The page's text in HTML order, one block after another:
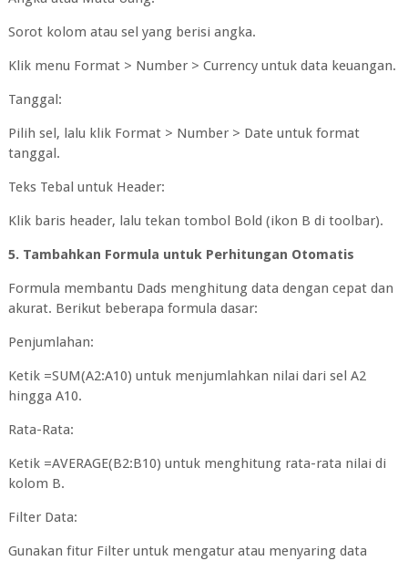
Sorot kolom atau sel yang berisi angka.
Klik menu Format > Number > Currency untuk data keuangan.
Tanggal:
Pilih sel, lalu klik Format > Number > Date untuk format
tanggal.
Teks Tebal untuk Header:
Klik baris header, lalu tekan tombol Bold (ikon B di toolbar).
5. Tambahkan Formula untuk Perhitungan Otomatis
Formula membantu Dads menghitung data dengan cepat dan
akurat. Berikut beberapa formula dasar:
Penjumlahan:
Ketik =SUM(A2:A10) untuk menjumlahkan nilai dari sel A2
hingga A10.
Rata-Rata:
Ketik =AVERAGE(B2:B10) untuk menghitung rata-rata nilai di
kolom B.
Filter Data:
Gunakan fitur Filter untuk mengatur atau menyaring data